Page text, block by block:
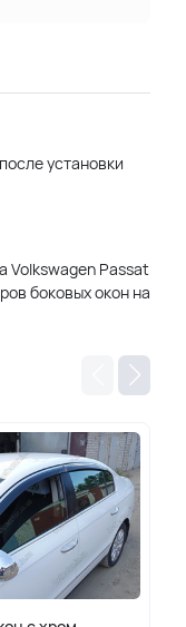
установки
Volkswagen Passat
боковых окон на